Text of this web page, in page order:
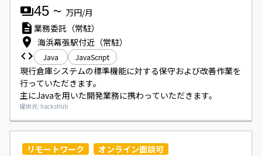
45 ~ 万円/月
業務委託（常駐）
海浜幕張駅付近（常駐）
Java JavaScript
現行倉庫システムの標準機能に対する保守および改善作業を
行っていただきます。
主にJavaを用いた開発業務に携わっていただきます。
提供元: hacksHub
リモートワーク オンライン面談可